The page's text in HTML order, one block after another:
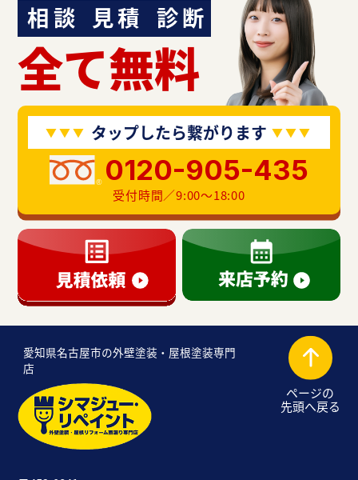
相談 見積 診断
全て無料
タップしたら繋がります
0120-905-435
受付時間／9:00〜18:00
ページの
先頭へ戻る
愛知県名古屋市の外壁塗装・屋根塗装専門
店